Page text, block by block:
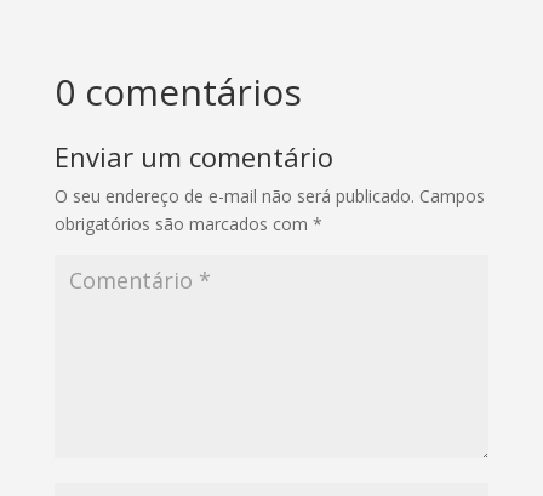
0 comentários
Enviar um comentário
O seu endereço de e-mail não será publicado. Campos
obrigatórios são marcados com *